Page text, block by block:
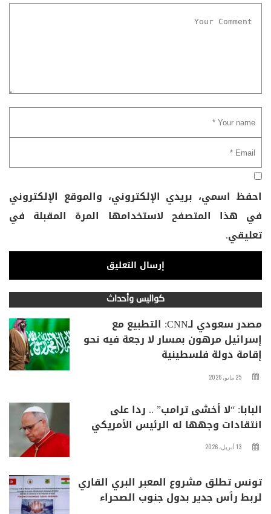
احفظ اسمي، بريدي الإلكتروني، والموقع الإلكتروني
في هذا المتصفح لاستخدامها المرة المقبلة في
تعليقي.
كواليس وأحداث
مصدر سعودي لـCNN: التطبيع مع
إسرائيل مرهون بمسار لا رجعة فيه نحو
إقامة دولة فلسطينية
25 مايو، 2026
البابا: “لا أخشى ترامب” .. ردا على
انتقادات وجهها له الرئيس الأمريكي
13 أبريل، 2026
تونس تطلق مشروع المعبر البري القاري
لربط رأس جدير بدول جنوب الصحراء